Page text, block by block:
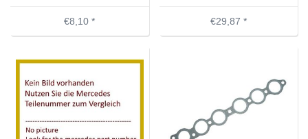
€8,10 * €29,87 *